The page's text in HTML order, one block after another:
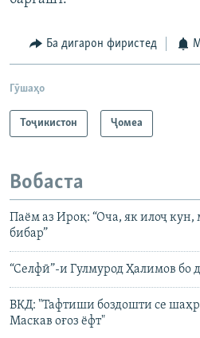
Ба дигарон фиристед
Гӯшаҳо
Тоҷикистон Ҷомeа
Вобаста
Паём аз Ироқ: “Оча, як илоҷ кун,
бибар”
“Селфӣ”-и Гулмурод Ҳалимов бо
ВКД: "Тафтиши боздошти се
Маскав оғоз ёфт"